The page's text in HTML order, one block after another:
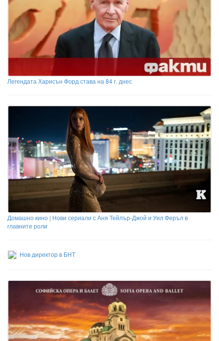
Легендата Харисън Форд става на 84 г. днес
Домашно кино | Нови сериали с Аня Тейлър-Джой и Уил Феръл в
главните роли
Нов директор в БНТ